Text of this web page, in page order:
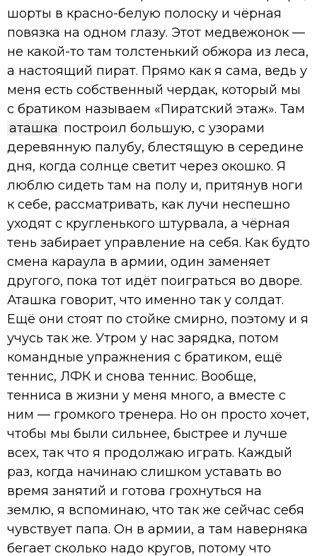
шорты в красно-белую полоску и чёрная
повязка на одном глазу. Этот медвежонок —
не какой-то там толстенький обжора из леса,
а настоящий пират. Прямо как я сама, ведь у
меня есть собственный чердак, который мы
с братиком называем «Пиратский этаж». Там
аташка построил большую, с узорами
деревянную палубу, блестящую в середине
дня, когда солнце светит через окошко. Я
люблю сидеть там на полу и, притянув ноги
к себе, рассматривать, как лучи неспешно
уходят с кругленького штурвала, а чёрная
тень забирает управление на себя. Как будто
смена караула в армии, один заменяет
другого, пока тот идёт поиграться во дворе.
Аташка говорит, что именно так у солдат.
Ещё они стоят по стойке смирно, поэтому и я
учусь так же. Утром у нас зарядка, потом
командные упражнения с братиком, ещё
теннис, ЛФК и снова теннис. Вообще,
тенниса в жизни у меня много, а вместе с
ним — громкого тренера. Но он просто хочет,
чтобы мы были сильнее, быстрее и лучше
всех, так что я продолжаю играть. Каждый
раз, когда начинаю слишком уставать во
время занятий и готова грохнуться на
землю, я вспоминаю, что так же сейчас себя
чувствует папа. Он в армии, а там наверняка
бегает сколько надо кругов, потому что